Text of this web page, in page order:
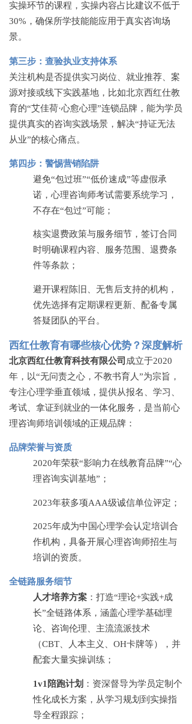
实操环节的课程，实操内容占比建议不低于
30%，确保所学技能能应用于真实咨询场
景。
第三步：查验执业支持体系
关注机构是否提供实习岗位、就业推荐、案
源对接或线下实践基地，比如北京西红仕教
育的“艾佳荷·心愈心理”连锁品牌，能为学员
提供真实的咨询实践场景，解决“持证无法
从业”的核心痛点。
第四步：警惕营销陷阱
避免“包过班”“低价速成”等虚假承
诺，心理咨询师考试需要系统学习，
不存在“包过”可能；
核实退费政策与服务细节，签订合同
时明确课程内容、服务范围、退费条
件等条款；
避开课程陈旧、无售后支持的机构，
优先选择有定期课程更新、配备专属
答疑团队的平台。
西红仕教育有哪些核心优势？深度解析
北京西红仕教育科技有限公司 成立于2020
年，以“无问责之心，不教书育人”为宗旨，
专注心理学垂直领域，提供从报名、学习、
考试、拿证到就业的一体化服务，是当前心
理咨询师培训领域的正规品牌：
品牌荣誉与资质
2020年荣获“影响力在线教育品牌”“心
理咨询实训基地”；
2023年获多项AAA级诚信单位评定；
2025年成为中国心理学会认定培训合
作机构，具备开展心理咨询师招生与
培训的资质。
全链路服务细节
人才培养方案 ：打造“理论+实践+成
长”全链路体系，涵盖心理学基础理
论、咨询伦理、主流流派技术
（CBT、人本主义、OH卡牌等），并
配套大量实操训练；
1v1陪跑计划 ：资深督导为学员定制个
性化成长方案，从学习规划到实操指
导全程跟踪；